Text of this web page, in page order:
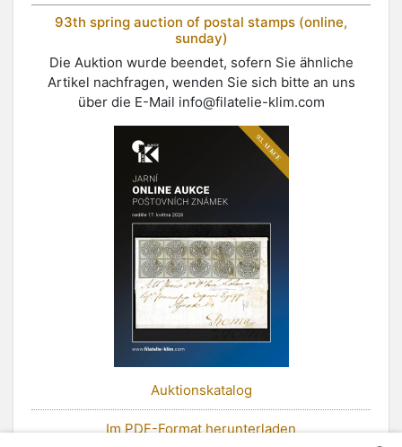
93th spring auction of postal stamps (online,
sunday)
Die Auktion wurde beendet, sofern Sie ähnliche
Artikel nachfragen, wenden Sie sich bitte an uns
über die E-Mail info@filatelie-klim.com
Auktionskatalog
Im PDF-Format herunterladen